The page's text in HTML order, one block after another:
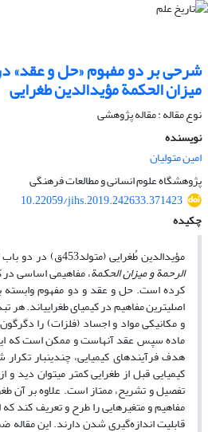
شرحی بر دو مفهوم «حل و عقد»
میزان ‏الحکمة مؤیدالدین طغرایی
نوع مقاله : مقاله پژوهشی
نویسنده
امین متولیان
پژوهشگاه علوم انسانی و مطالعات فرهنگی
10.22059/jihs.2019.242633.371423
چکیده
مؤیدالدین طُغرایی (متولد453ق) در دو باب از رسالۀ منسوب به او،
‏الرحمة و میزان‏ الحکمة، مفاهیمی اساسی در
کرده است. حل ‏و عقد و دو مفهوم وابسته
اصلی‏ترین مفاهیم در کیمیای طغرایی‏اند. هر
و مکانیکی مواد و اجساد (فلزات) را
ماده سپس عقد آنهاست و ممکن است که
هدف فرآیندهای کیمیایی، چندین‏بار
کیمیایی قبل از طغرایی کمتر می‏توان دید
تفصیل و تشریح، ممتاز است. علاوه بر آن
مفاهیم و متغیرهایی را طرح و تعریف کند
قابلیت اندازه‌گیری شدن دارند. این مقاله